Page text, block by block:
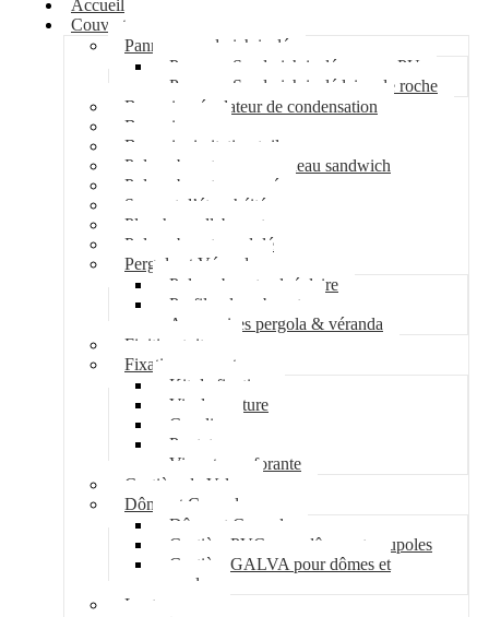
Accueil
Couverture
Panneau sandwich isolé
Panneau Sandwich isolé mousse PU
Panneau Sandwich isolé laine de roche
Bac acier régulateur de condensation
Bac acier sec
Bac acier imitation tuile
Polycarbonate pour panneau sandwich
Polycarbonate nervuré
Support d’étanchéité
Plancher collaborant
Polycarbonate ondulé
Pergola et Véranda
Polycarbonate alvéolaire
Profil polycarbonate
Accessoires pergola & véranda
Finition toiture
Fixation couverture
Kit de fixation
Vis de couture
Cavalier
Pontet
Vis auto-perforante
Costière de Velux
Dôme et Coupole
Dôme et Coupole
Costière PVC pour dômes et coupoles
Costière GALVA pour dômes et
coupoles
Lanterneau